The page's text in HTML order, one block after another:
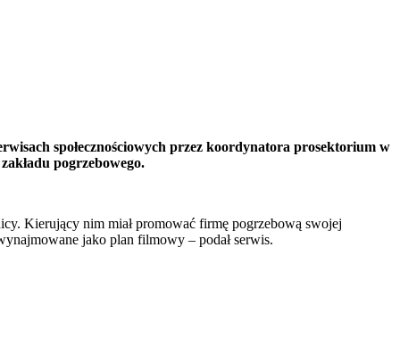
społecznościowych przez koordynatora prosektorium w
pogrzebowego.
Kierujący nim miał promować firmę pogrzebową swojej
jako plan filmowy – podał serwis.